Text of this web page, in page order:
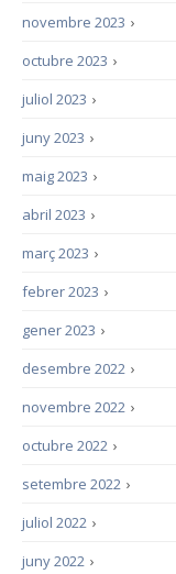
›
novembre 2023
›
octubre 2023
›
juliol 2023
›
juny 2023
›
maig 2023
›
abril 2023
›
març 2023
›
febrer 2023
›
gener 2023
›
desembre 2022
›
novembre 2022
›
octubre 2022
›
setembre 2022
›
juliol 2022
›
juny 2022